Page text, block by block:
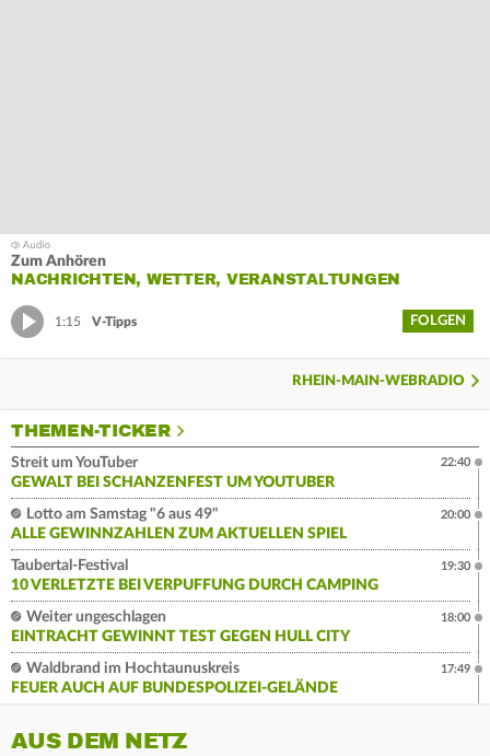
Zum Anhören
NACHRICHTEN, WETTER, VERANSTALTUNGEN
1:15 V-Tipps FOLGEN
RHEIN-MAIN-WEBRADIO
THEMEN-TICKER
Streit um YouTuber
GEWALT BEI SCHANZENFEST UM YOUTUBER
22:40
Lotto am Samstag "6 aus 49"
ALLE GEWINNZAHLEN ZUM AKTUELLEN SPIEL
20:00
Taubertal-Festival
10 VERLETZTE BEI VERPUFFUNG DURCH CAMPING
19:30
Weiter ungeschlagen
EINTRACHT GEWINNT TEST GEGEN HULL CITY
18:00
Waldbrand im Hochtaunuskreis
FEUER AUCH AUF BUNDESPOLIZEI-GELÄNDE
17:49
AUS DEM NETZ